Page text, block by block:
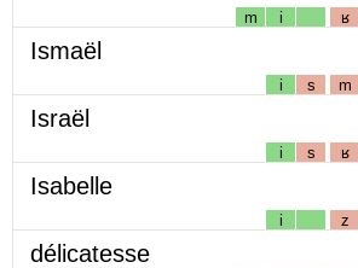
m i ʁ
Ismaël
i s m
Israël
i s ʁ
Isabelle
i z
délicatesse